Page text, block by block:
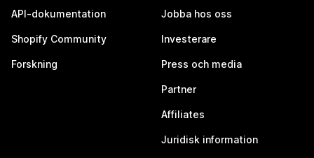
API-dokumentation
Shopify Community
Forskning
Jobba hos oss
Investerare
Press och media
Partner
Affiliates
Juridisk information